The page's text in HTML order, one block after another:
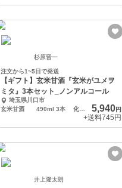
杉原晋一
注文から1~5日で発送
【ギフト】玄米甘酒『玄米がユメヲ
ミタ』3本セット_ノンアルコール
埼玉県川口市
玄米甘酒 490ml 3本 化粧箱入り
5,940円
+送料745円
井上隆太朗